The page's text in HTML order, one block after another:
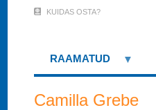
Menu
(logged
KUIDAS OSTA?
RAAMATUD
Camilla Grebe